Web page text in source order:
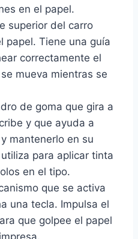
en el papel.
superior del carro
papel. Tiene una guía
correctamente el
mueva mientras se
de goma que gira a
y que ayuda a
mantenerlo en su
para aplicar tinta
en el tipo.
que se activa
una tecla. Impulsa el
que golpee el papel